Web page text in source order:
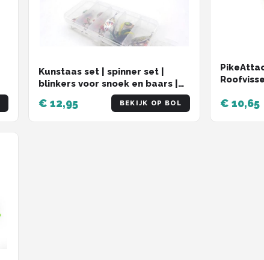
Kunstaas set | spinner set |
blinkers voor snoek en baars |
hengelsport | met Gratis
onderlijn | set van 10 stuks
€ 12,95 BEKIJK OP BOL € 10,65